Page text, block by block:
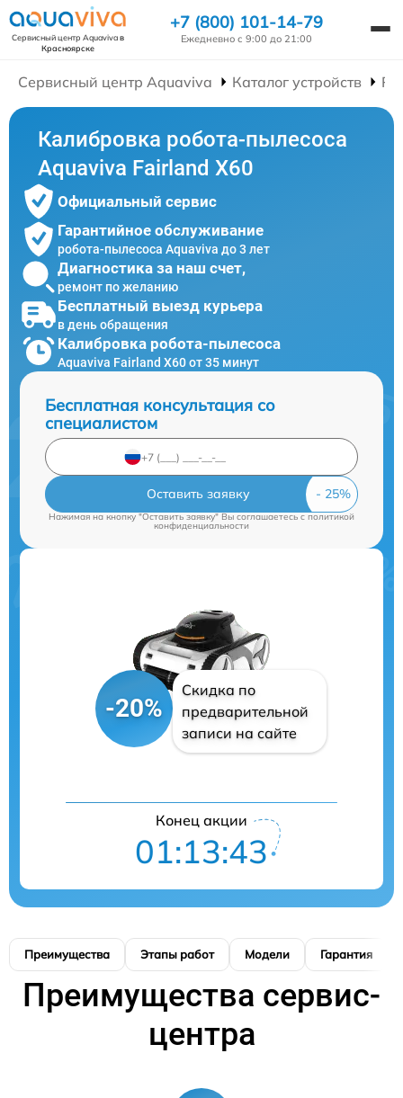
Сервисный центр Aquavivaв
Красноярске
+7 (800) 101-14-79
Ежедневно с 9:00 до 21:00
Сервисный центр Aquaviva Каталог устройств
Калибровка робота-пылесоса
Aquaviva Fairland X60
Официальный сервис
Гарантийное обслуживание
робота-пылесоса Aquaviva до 3 лет
Диагностика за наш счет,
ремонт по желанию
Бесплатный выезд курьера
в день обращения
Калибровка робота-пылесоса
Aquaviva Fairland X60 от 35 минут
Бесплатная консультация со
специалистом
Оставить заявку
Нажимая на кнопку "Оставить заявку" Вы соглашаетесь c политикой
конфиденциальности
-20%
Скидка по
предварительной
записи на сайте
Конец акции
01:13:42
Преимущества Этапы работ Модели Гарантия
Преимущества сервис-
центра